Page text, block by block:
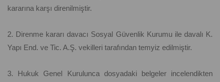
kararına karşı direnilmiştir.
2. Direnme kararı davacı Sosyal Güvenlik Kurumu ile davalı K.
Yapı End. ve Tic. A.Ş. vekilleri tarafından temyiz edilmiştir.
3. Hukuk Genel Kurulunca dosyadaki belgeler incelendikten